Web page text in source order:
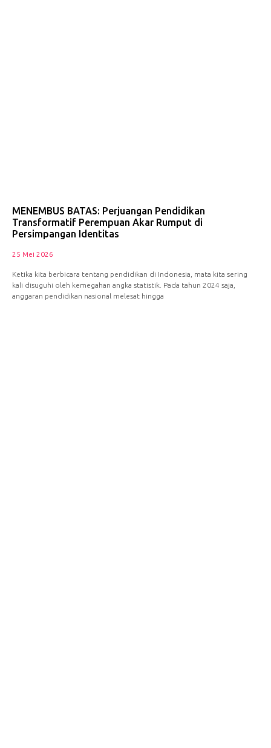
MENEMBUS BATAS: Perjuangan Pendidikan
Transformatif Perempuan Akar Rumput di
Persimpangan Identitas
25 Mei 2026
Ketika kita berbicara tentang pendidikan di Indonesia, mata kita sering
kali disuguhi oleh kemegahan angka statistik. Pada tahun 2024 saja,
anggaran pendidikan nasional melesat hingga